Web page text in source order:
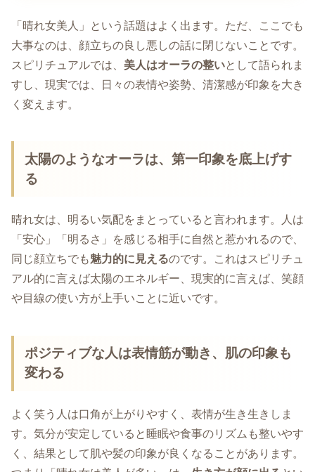
「晴れ女美人」という話題はよく出ます。ただ、ここでも
大事なのは、顔立ちの良し悪しの話に閉じないことです。
スピリチュアルでは、 美人はオーラの整いとして語られま
すし、現実では、日々の表情や姿勢、清潔感が印象を大き
く変えます。
太陽のようなオーラは、第一印象を底上げす
る
晴れ女は、明るい気配をまとっていると言われます。人は
「安心」「明るさ」を感じる相手に自然と惹かれるので、
同じ顔立ちでも魅力的に見えるのです。これはスピリチュ
アル的に言えば太陽のエネルギー、現実的に言えば、笑顔
や目線の使い方が上手いことに近いです。
ポジティブな人は表情筋が動き、肌の印象も
変わる
よく笑う人は口角が上がりやすく、表情が生き生きしま
す。気分が安定していると睡眠や食事のリズムも整いやす
く、結果として肌や髪の印象が良くなることがあります。